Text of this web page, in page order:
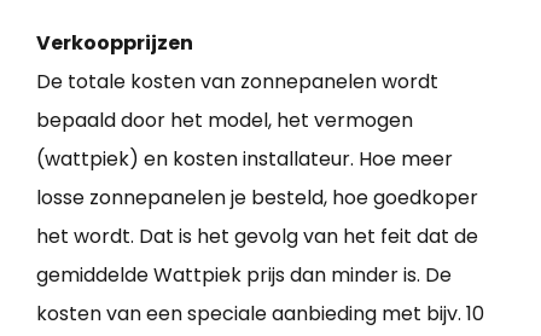
Verkoopprijzen
De totale kosten van zonnepanelen wordt
bepaald door het model, het vermogen
(wattpiek) en kosten installateur. Hoe meer
losse zonnepanelen je besteld, hoe goedkoper
het wordt. Dat is het gevolg van het feit dat de
gemiddelde Wattpiek prijs dan minder is. De
kosten van een speciale aanbieding met bijv. 10